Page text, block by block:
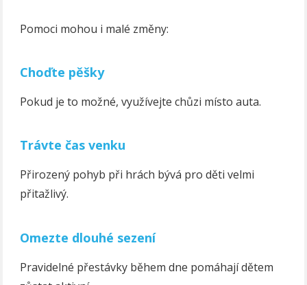
Pomoci mohou i malé změny:
Choďte pěšky
Pokud je to možné, využívejte chůzi místo auta.
Trávte čas venku
Přirozený pohyb při hrách bývá pro děti velmi
přitažlivý.
Omezte dlouhé sezení
Pravidelné přestávky během dne pomáhají dětem